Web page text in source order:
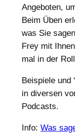
Angeboten,
Beim Üben
was Sie
Frey mit
mal in der
Beispiele und
in diversen
Podcasts.
Info: Was